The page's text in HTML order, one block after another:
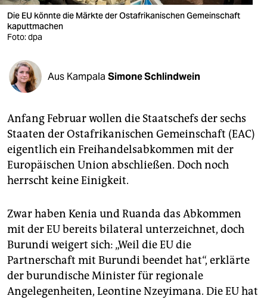
verlag
shop
fragen & hilfe
unterstützen
abo
genossenschaft
Die EU könnte die Märkte der Ostafrikanischen Gemeinschaft
kaputtmachen
Foto: dpa
Aus Kampala Simone Schlindwein
Anfang Februar wollen die Staatschefs der sechs
Staaten der Ostafrikanischen Gemeinschaft (EAC)
eigentlich ein Freihandelsabkommen mit der
Europäischen Union abschließen. Doch noch
herrscht keine Einigkeit.
Zwar haben Kenia und Ruanda das Abkommen
mit der EU bereits bilateral unterzeichnet, doch
Burundi weigert sich: „Weil die EU die
Partnerschaft mit Burundi beendet hat“, erklärte
der burundische Minister für regionale
Angelegenheiten, Leontine Nzeyimana. Die EU hat